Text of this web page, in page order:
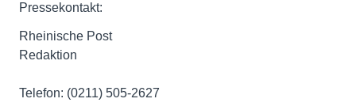
Pressekontakt:
Rheinische Post
Redaktion
Telefon: (0211) 505-2627